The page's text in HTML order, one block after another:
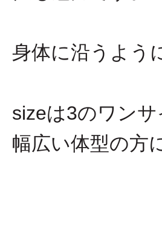
身体に沿うよう
sizeは3のワン
幅広い体型の方